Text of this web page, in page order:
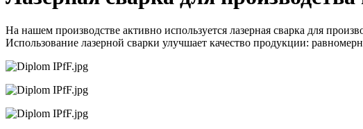
На нашем производстве активно используется лазерная сварка для
Использование лазерной сварки улучшает качество продукции: